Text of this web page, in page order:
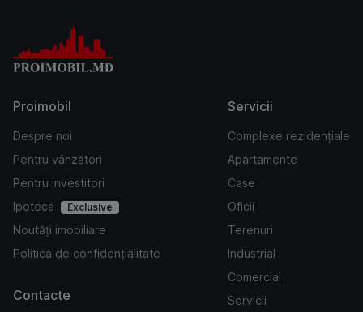
Proimobil
Despre noi
Pentru vânzători
Pentru investitori
Ipoteca
Exclusive
Noutăți imobiliare
Politica de confidențialitate
Servicii
Complexe rezidențiale
Apartamente
Case
Oficii
Terenuri
Industrial
Comercial
Servicii
Contacte